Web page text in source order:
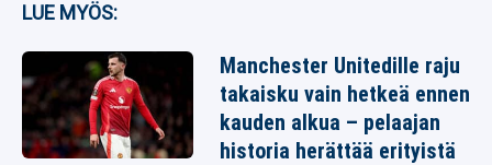
LUE MYÖS:
Manchester Unitedille raju
takaisku vain hetkeä ennen
kauden alkua – pelaajan
historia herättää erityistä